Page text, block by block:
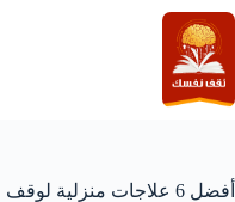
التجاوز
إلى
المحتوى
أفضل 6 علاجات منزلية لوقف النزيف بسرعة